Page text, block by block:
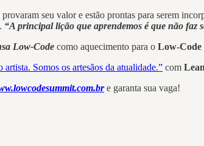
seu valor e estão prontas para serem
“A principal lição que aprendemos é que não faz
Low-Code como aquecimento para o Low-Code
Somos os artesãos da atualidade.” com
e garanta sua vaga!